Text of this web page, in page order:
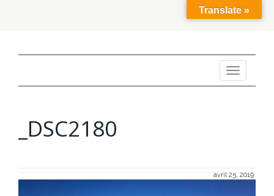
Toggle
navigation
_DSC2180
avril 25, 2019
Translate »